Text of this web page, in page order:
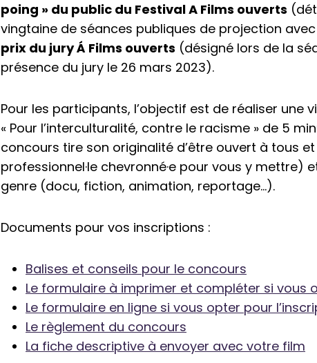
poing » du public du Festival A Films ouverts
vingtaine de séances publiques de projection avec
prix du jury Á Films ouverts (désigné lors de la
présence du jury le 26 mars 2023).
Pour les participants, l’objectif est de réaliser une
« Pour l’interculturalité, contre le racisme » de 5
concours tire son originalité d’être ouvert à tous
professionnel·le chevronné·e pour vous y mettre)
genre (docu, fiction, animation, reportage…).
Documents pour vos inscriptions :
Balises et conseils pour le concours
Le formulaire à imprimer et compléter si vous
Le formulaire en ligne si vous opter pour
Le règlement du concours
La fiche descriptive à envoyer avec votre film